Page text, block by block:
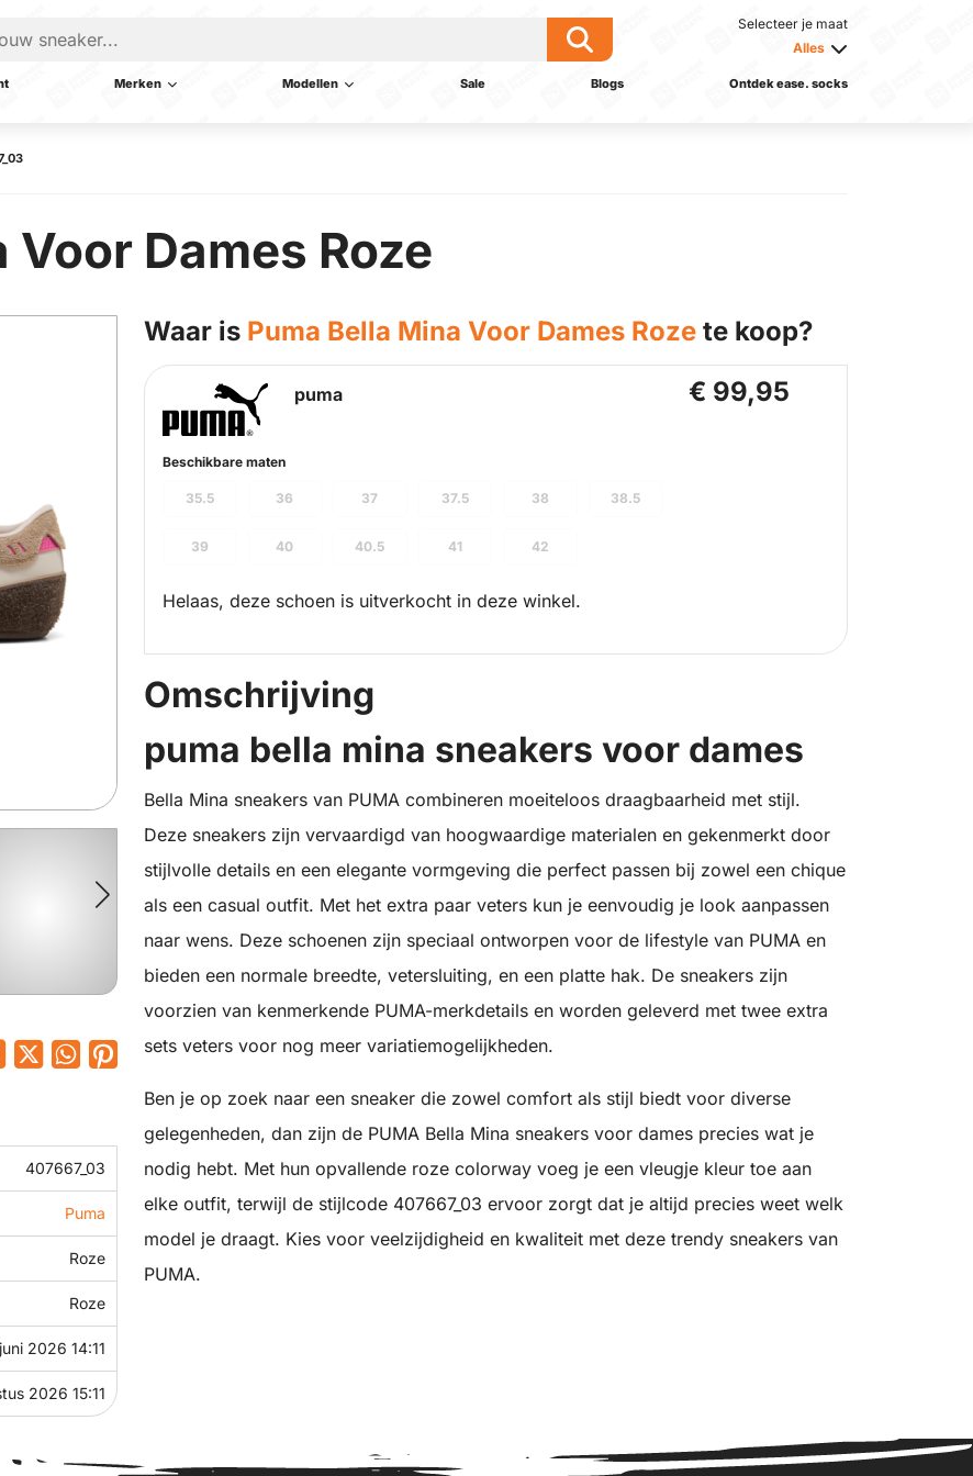
Selecteer je maat
Alles
Merken Modellen Sale Blogs Ontdek ease. socks
Dames Roze
407667_03
Puma
Roze
Roze
2026 14:11
2026 15:11
Waar is Puma Bella Mina Voor Dames Roze te koop?
puma
Beschikbare maten
35.5
39 40.5
40
38.5
36 38
37.5
41 42
37
Helaas, deze schoen is uitverkocht in deze winkel.
€ 99,95
Omschrijving
puma bella mina sneakers voor dames
Bella Mina sneakers van PUMA combineren moeiteloos draagbaarheid met stijl.
Deze sneakers zijn vervaardigd van hoogwaardige materialen en gekenmerkt door
stijlvolle details en een elegante vormgeving die perfect passen bij zowel een chique
als een casual outfit. Met het extra paar veters kun je eenvoudig je look aanpassen
naar wens. Deze schoenen zijn speciaal ontworpen voor de lifestyle van PUMA en
bieden een normale breedte, vetersluiting, en een platte hak. De sneakers zijn
voorzien van kenmerkende PUMA-merkdetails en worden geleverd met twee extra
sets veters voor nog meer variatiemogelijkheden.
Ben je op zoek naar een sneaker die zowel comfort als stijl biedt voor diverse
gelegenheden, dan zijn de PUMA Bella Mina sneakers voor dames precies wat je
nodig hebt. Met hun opvallende roze colorway voeg je een vleugje kleur toe aan
elke outfit, terwijl de stijlcode 407667_03 ervoor zorgt dat je altijd precies weet welk
model je draagt. Kies voor veelzijdigheid en kwaliteit met deze trendy sneakers van
PUMA.